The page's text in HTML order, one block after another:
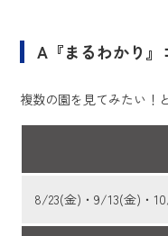
A『まるわかり』
複数の園を見てみたい！
8/23(金)・9/13(金)・